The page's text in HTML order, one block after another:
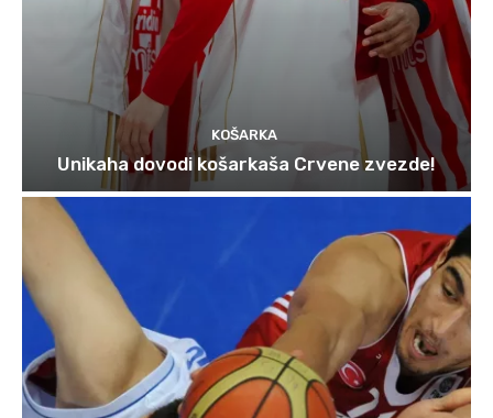
KOŠARKA
Unikaha dovodi košarkaša Crvene zvezde!